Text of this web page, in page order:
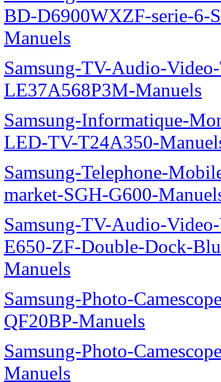
BD-D6900WXZF-serie-6-
Manuels
Samsung-TV-Audio-
LE37A568P3M-Manuels
Samsung-Informatique-
LED-TV-T24A350-
Samsung-Telephone-
market-SGH-G600-
Samsung-TV-Audio-
E650-ZF-Double-Dock-
Manuels
Samsung-Photo-
QF20BP-Manuels
Samsung-Photo-
Manuels